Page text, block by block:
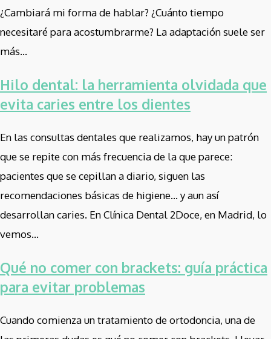
¿Cambiará mi forma de hablar? ¿Cuánto tiempo
necesitaré para acostumbrarme? La adaptación suele ser
más...
Hilo dental: la herramienta olvidada que
evita caries entre los dientes
En las consultas dentales que realizamos, hay un patrón
que se repite con más frecuencia de la que parece:
pacientes que se cepillan a diario, siguen las
recomendaciones básicas de higiene… y aun así
desarrollan caries. En Clínica Dental 2Doce, en Madrid, lo
vemos...
Qué no comer con brackets: guía práctica
para evitar problemas
Cuando comienza un tratamiento de ortodoncia, una de